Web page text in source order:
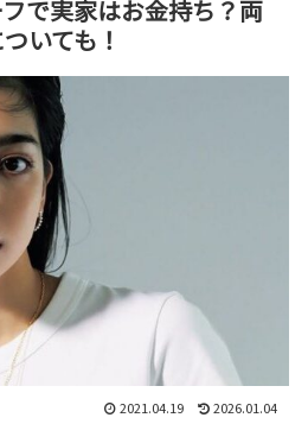
で実家はお金持ち？両
いても！
2021.04.19 2026.01.04